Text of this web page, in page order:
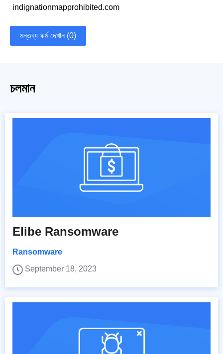
indignationmapprohibited.com
মন্তব্য ফর্ম দেখান (0)
চলমান
Elibe Ransomware
Ransomware
September 18, 2023